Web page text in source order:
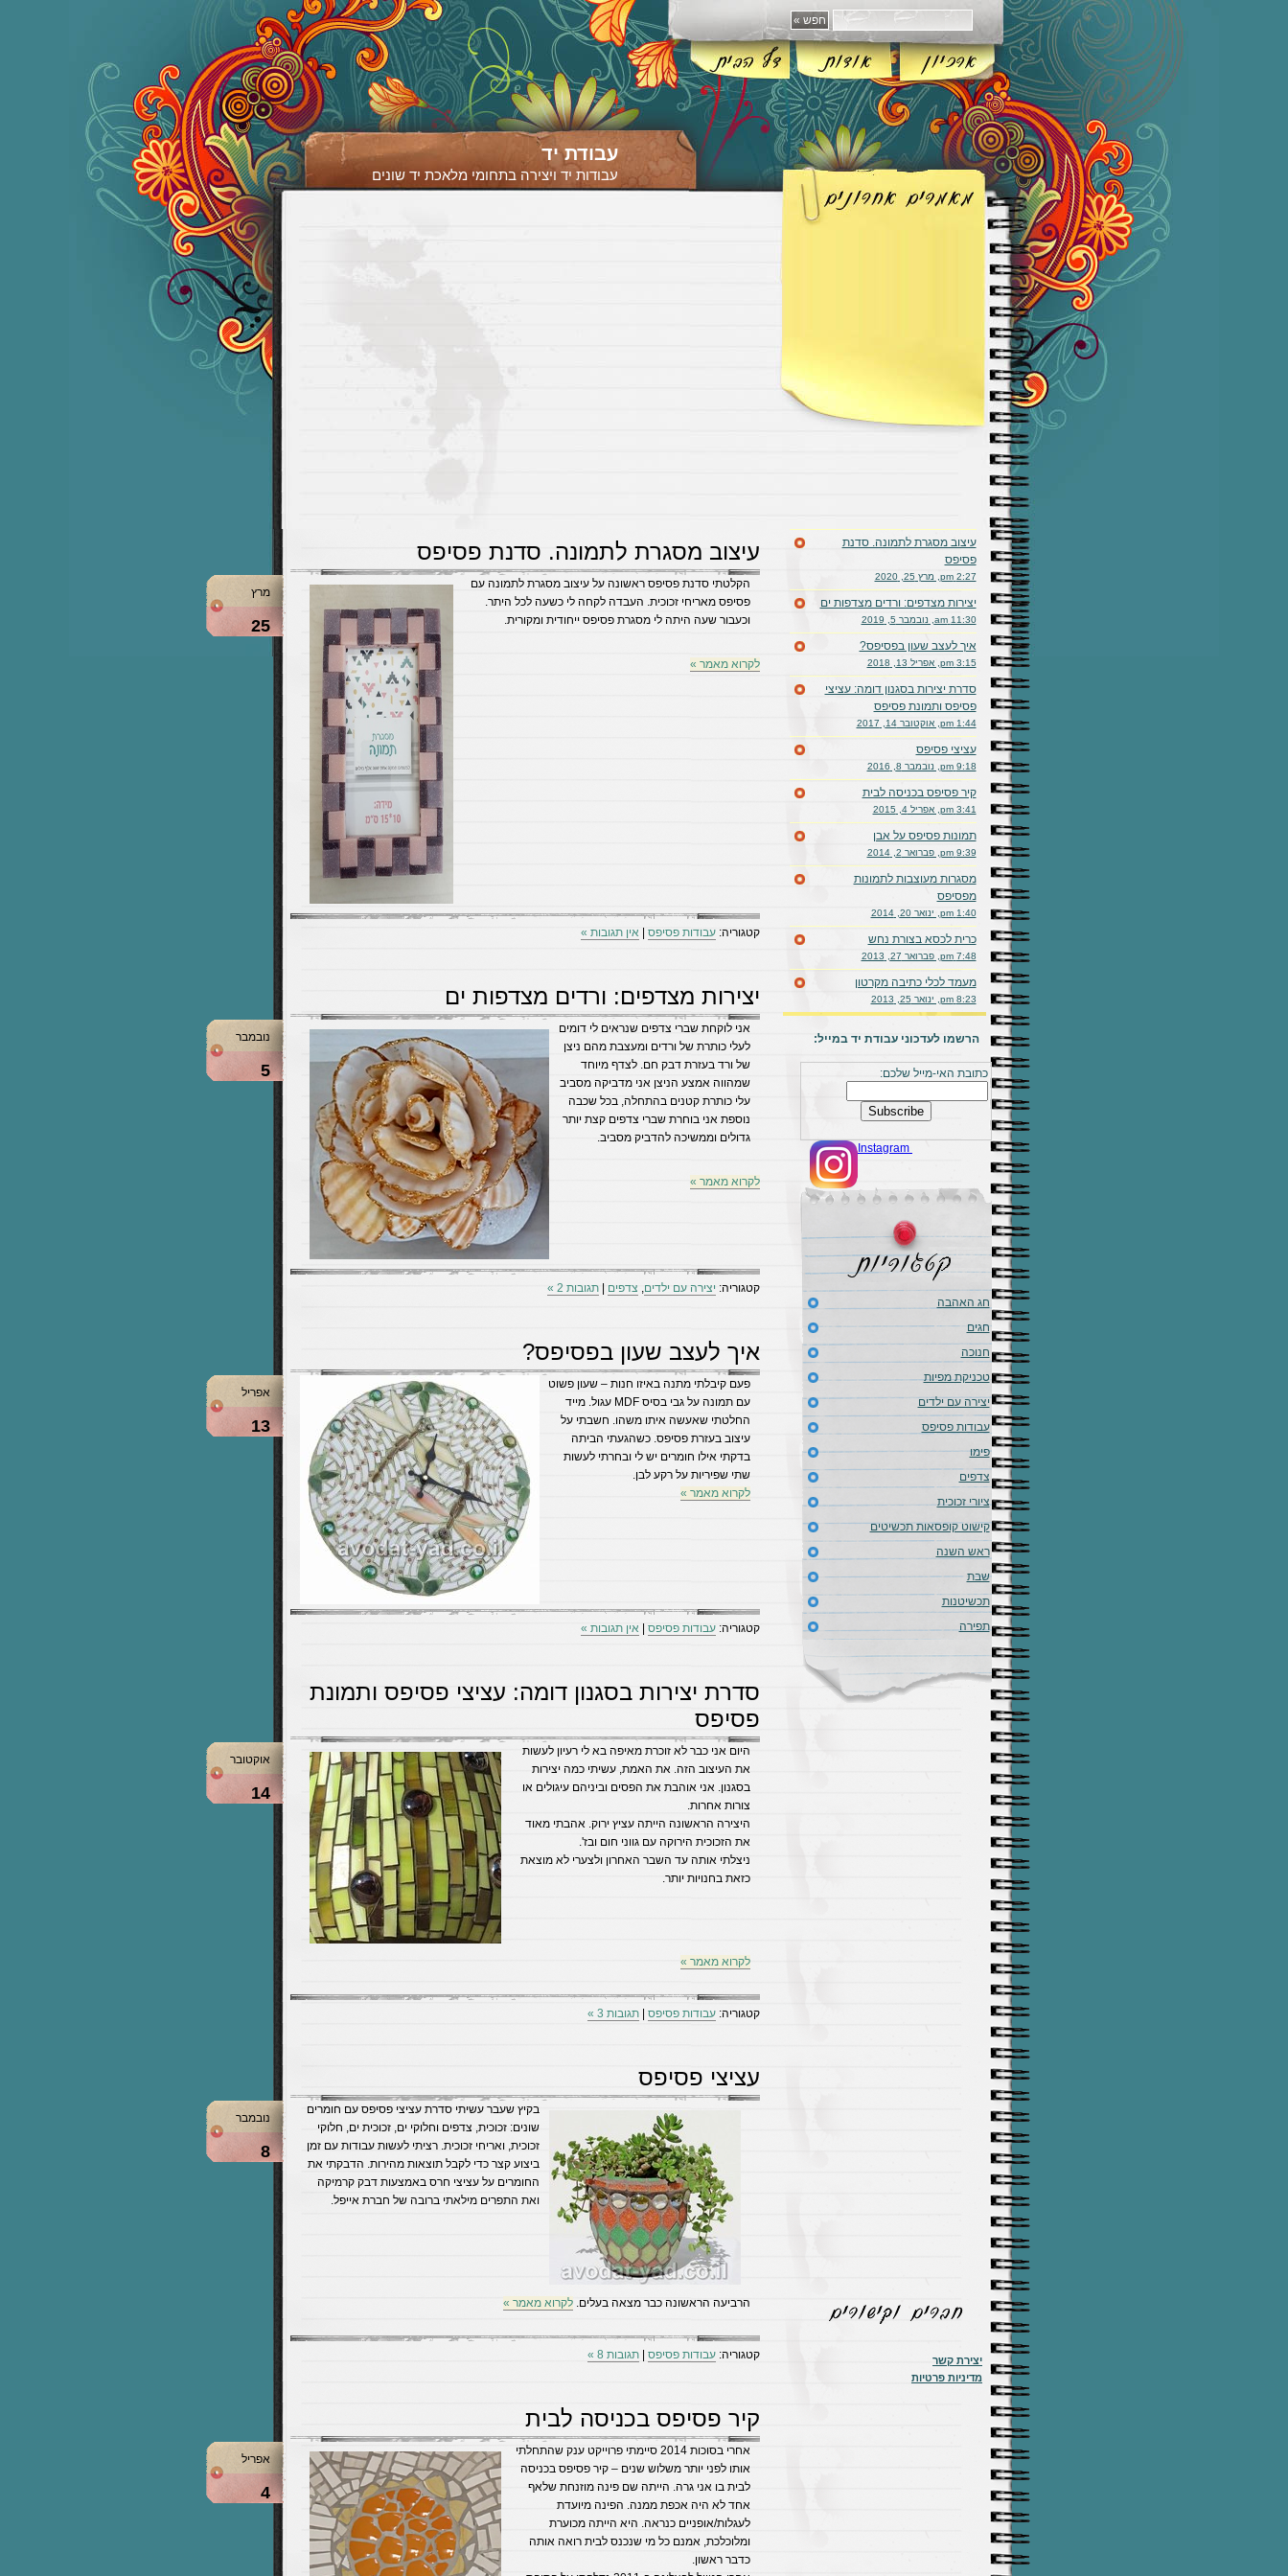
עבודת יד
עבודות יד ויצירה בתחומי מלאכת יד שונים
עיצוב מסגרת לתמונה. סדנת פסיפס
הקלטתי סדנת פסיפס ראשונה על עיצוב מסגרת לתמונה עם
פסיפס מאריחי זכוכית. העבדה לקחה לי כשעה לכל היתר.
וכעבור שעה היתה לי מסגרת פסיפס ייחודית ומקורית.
לקרוא מאמר »
מרץ
25
קטגוריה: עבודות פסיפס אין תגובות »
יצירות מצדפים: ורדים מצדפות ים
אני לוקחת שברי צדפים שנראים לי דומים
לעלי כותרת של ורדים ומעצבת מהם ניצן
של ורד בעזרת דבק חם. לצדף מיוחד
שמהווה אמצע הניצן אני מדביקה מסביב
עלי כותרת קטנים בהתחלה, בכל שכבה
נוספת אני בוחרת שברי צדפים קצת יותר
גדולים וממשיכה להדביק מסביב.
לקרוא מאמר »
נובמבר
5
קטגוריה: יצירה עם ילדים, צדפים תגובות 2 »
איך לעצב שעון בפסיפס?
פעם קיבלתי מתנה באיזו חנות – שעון פשוט
עם תמונה על גבי בסיס MDF עגול. מייד
החלטתי שאעשה איתו משהו. חשבתי על
עיצוב בעזרת פסיפס. כשהגעתי הביתה
בדקתי אילו חומרים יש לי ובחרתי לעשות
שתי שפיריות על רקע לבן.
לקרוא מאמר »
אפריל
13
קטגוריה: עבודות פסיפס אין תגובות »
סדרת יצירות בסגנון דומה: עציצי פסיפס ותמונת
פסיפס
היום אני כבר לא זוכרת מאיפה בא לי רעיון לעשות
את העיצוב הזה. את האמת, עשיתי כמה יצירות
בסגנון. אני אוהבת את הפסים וביניהם עיגולים או
צורות אחרות.
היצירה הראשונה הייתה עציץ ירוק. אהבתי מאוד
את הזכוכית הירוקה עם גווני חום ובז'.
ניצלתי אותה עד השבר האחרון ולצערי לא מוצאת
כזאת בחנויות יותר.
לקרוא מאמר »
אוקטובר
14
קטגוריה: עבודות פסיפס תגובות 3 »
עציצי פסיפס
בקיץ שעבר עשיתי סדרת עציצי פסיפס עם חומרים
שונים: זכוכית, צדפים וחלוקי ים, זכוכית ים, חלוקי
זכוכית, ואריחי זכוכית. רציתי לעשות עבודות עם זמן
ביצוע קצר כדי לקבל תוצאות מהירות. הדבקתי את
החומרים על עציצי חרס באמצעות דבק קרמיקה
ואת התפרים מילאתי ברובה של חברת אייפל.
הרביעה הראשונה כבר מצאה בעלים. לקרוא מאמר »
נובמבר
8
קטגוריה: עבודות פסיפס תגובות 8 »
קיר פסיפס בכניסה לבית
אחרי בסוכות 2014 סיימתי פרוייקט ענק שהתחלתי
אותו לפני יותר משלוש שנים – קיר פסיפס בכניסה
לבית בו אני גרה. הייתה שם פינה מוזנחת שלאף
אחד לא היה אכפת ממנה. הפינה מיועדת
לעגלות/אופניים כנראה. היא הייתה מכוערת
ומלוכלכת, אמנם כל מי שנכנס לבית רואה אותה
כדבר ראשון.
אפריל
4
עיצוב מסגרת לתמונה. סדנת
פסיפס
2:27 pm, מרץ 25, 2020
יצירות מצדפים: ורדים מצדפות ים
11:30 am, נובמבר 5, 2019
איך לעצב שעון בפסיפס?
3:15 pm, אפריל 13, 2018
סדרת יצירות בסגנון דומה: עציצי
פסיפס ותמונת פסיפס
1:44 pm, אוקטובר 14, 2017
עציצי פסיפס
9:18 pm, נובמבר 8, 2016
קיר פסיפס בכניסה לבית
3:41 pm, אפריל 4, 2015
תמונות פסיפס על אבן
9:39 pm, פברואר 2, 2014
מסגרות מעוצבות לתמונות
מפסיפס
1:40 pm, ינואר 20, 2014
כרית לכסא בצורת נחש
7:48 pm, פברואר 27, 2013
מעמד לכלי כתיבה מקרטון
8:23 pm, ינואר 25, 2013
הרשמו לעדכוני עבודת יד במייל:
כתובת האי-מייל שלכם:
חג האהבה
חגים
חנוכה
טכניקת מפיות
יצירה עם ילדים
עבודות פסיפס
פימו
צדפים
ציורי זכוכית
קישוט קופסאות תכשיטים
ראש השנה
שבת
תכשיטנות
תפירה
יצירת קשר
מדיניות פרטיות